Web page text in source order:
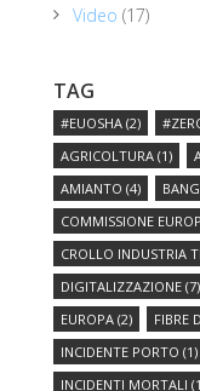
Video (17)
TAG
#EUOSHA (2)
AGRICOLTURA (1)
AMIANTO (4)
COMMISSIONE
CROLLO INDUSTRIA
DIGITALIZZAZIONE (7)
EUROPA (2) FIBRE
INCIDENTE PORTO (1)
INCIDENTI MORTALI